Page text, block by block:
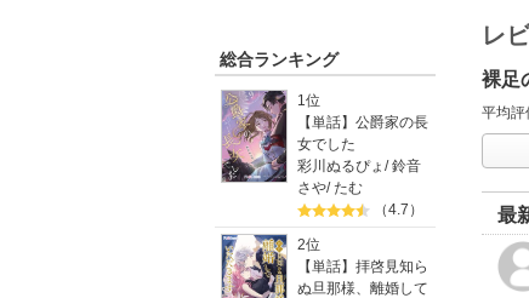
総合ランキング
1位
【単話】公爵家の長
女でした
彩川ぬるぴょ /鈴音
さや/たむ
（4.7）
2位
【単話】拝啓見知ら
ぬ旦那様、離婚して
レ
裸足
平均評
最